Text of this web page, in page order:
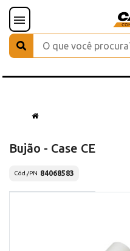
Bujão - Case CE
Cód./PN 84068583